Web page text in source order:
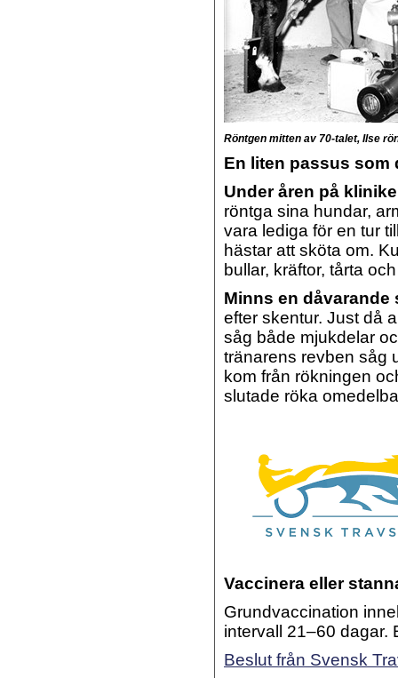
Röntgen mitten av 70-talet, Ilse
En liten passus som
Under åren på
röntga sina hundar,
vara lediga för en tur
hästar att sköta om.
bullar, kräftor, tårta
Minns en dåvarande
efter skentur. Just då
såg både mjukdelar
tränarens revben såg
kom från rökningen
slutade röka
Vaccinera eller
Grundvaccination
intervall 21–60 dagar.
Beslut från Svensk